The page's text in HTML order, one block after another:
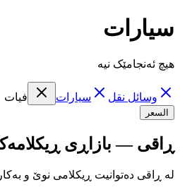
سيارات
هیچ ئەنجامێک نیە
وسائل نقل سيارات فيات
السعر
ڕاقی — بازاڕی
لە ڕاقی دەتوانیت ڕیکلامی نوێ و